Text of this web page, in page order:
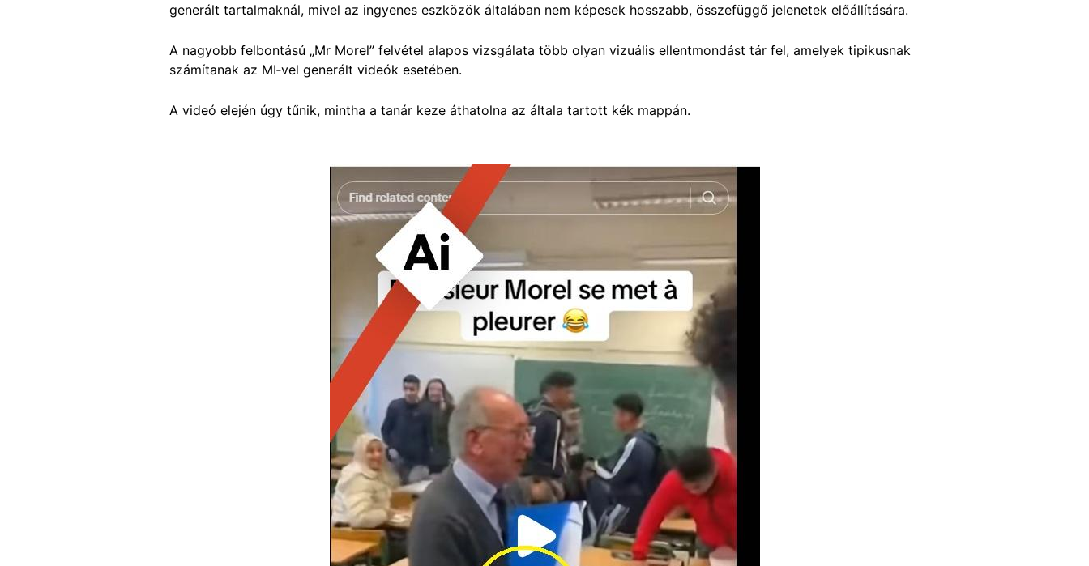
generált tartalmaknál, mivel az ingyenes eszközök általában nem képesek hosszabb, összefüggő jelenetek előállítására.
A nagyobb felbontású „Mr Morel” felvétel alapos vizsgálata több olyan vizuális ellentmondást tár fel, amelyek tipikusnak
számítanak az MI‑vel generált videók esetében.
A videó elején úgy tűnik, mintha a tanár keze áthatolna az általa tartott kék mappán.